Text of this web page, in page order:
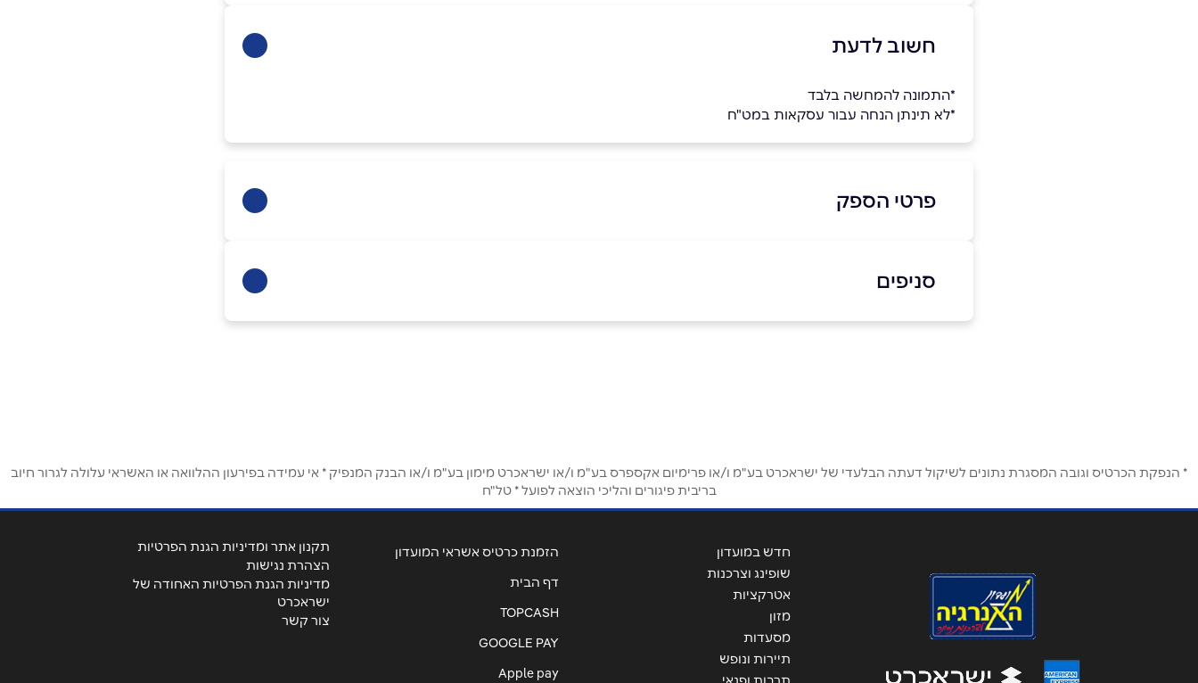
חשוב לדעת
*התמונה להמחשה בלבד
*לא תינתן הנחה עבור עסקאות במט"ח
פרטי הספק
אנא חזרו אלי בקשר ל...
סניפים
באר יעקב
* הנפקת הכרטיס וגובה המסגרת נתונים לשיקול דעתה הבלעדי של ישראכרט בע"מ ו/או פרימיום אקספרס בע"מ ו/או ישראכרט מימון בע"מ ו/או הבנק המנפיק * אי עמידה בפירעון ההלוואה או האשראי עלולה לגרור חיוב
בריבית פיגורים והליכי הוצאה לפועל * טל"ח
חדש במועדון
שופינג וצרכנות
אטרקציות
מזון
מסעדות
תיירות ונופש
הזמנת כרטיס אשראי המועדון
דף הבית
TOPCASH
GOOGLE PAY
Apple pay
תקנון אתר ומדיניות הגנת הפרטיות
הצהרת נגישות
מדיניות הגנת הפרטיות האחודה של
ישראכרט
צור קשר